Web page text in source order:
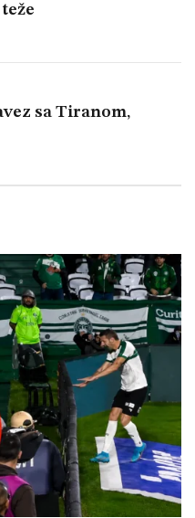
sa Tiranom,